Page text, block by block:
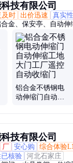
技有限公司
及时 出价迅速 真实
金、保安亭、自动伸
闸、组装护栏、阳台护
停车厂道闸、小区直线
轨门、围墙锌钢护栏、
大门、手动伸缩护栏、
门
铝合金不锈钢电
动伸缩门自动伸
技有限公司
厂 安心购 综合体验L1
核验 河北石家庄